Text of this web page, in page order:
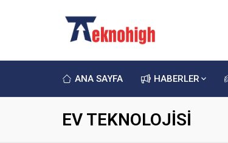
ANA SAYFA HABERLER
EV TEKNOLOJİSİ